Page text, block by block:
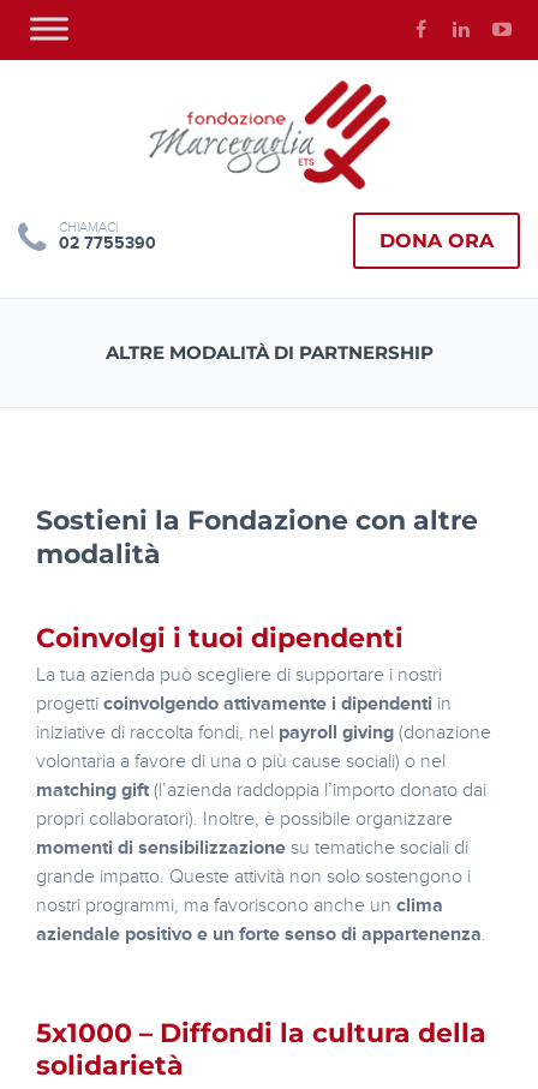
CHIAMACI
02 7755390 DONA ORA
ALTRE MODALITÀ DI PARTNERSHIP
Sostieni la Fondazione con altre
modalità
Coinvolgi i tuoi dipendenti
La tua azienda può scegliere di supportare i nostri
progetti coinvolgendo attivamente i dipendenti in
iniziative di raccolta fondi, nel payroll giving (donazione
volontaria a favore di una o più cause sociali) o nel
matching gift (l’azienda raddoppia l’importo donato dai
propri collaboratori). Inoltre, è possibile organizzare
momenti di sensibilizzazione su tematiche sociali di
grande impatto. Queste attività non solo sostengono i
nostri programmi, ma favoriscono anche un clima
aziendale positivo e un forte senso di appartenenza.
5x1000 – Diffondi la cultura della
solidarietà